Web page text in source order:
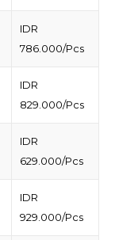
IDR
786.000/Pcs
IDR
829.000/Pcs
IDR
629.000/Pcs
IDR
929.000/Pcs